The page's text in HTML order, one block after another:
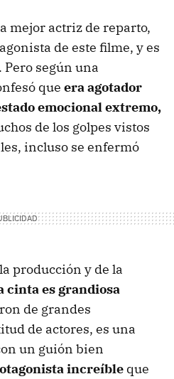
mejor actriz de reparto,
de este filme, y es
según una
que era agotador
emocional extremo,
de los golpes vistos
incluso se enfermó
producción y de la
cinta es grandiosa
de grandes
de actores, es una
un guión bien
increíble que